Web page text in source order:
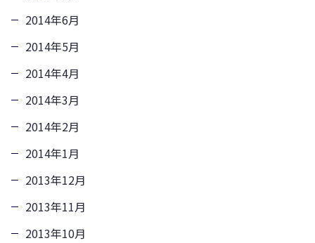
2014年6月
2014年5月
2014年4月
2014年3月
2014年2月
2014年1月
2013年12月
2013年11月
2013年10月